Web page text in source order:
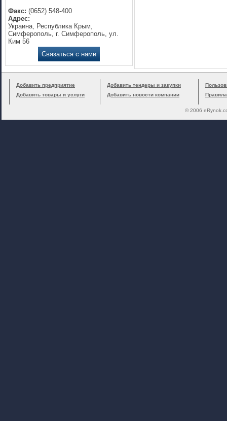
Факс: (0652) 548-400
Адрес:
Украина, Республика Крым,
Симферополь, г. Симферополь, ул.
Ким 56
Связаться с нами
Добавить предприятие
Добавить товары и услуги
Добавить тендеры и закупки
Добавить новости компании
© 2006